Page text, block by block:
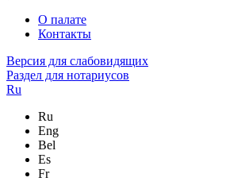
О палате
Контакты
Версия для слабовидящих
Раздел для нотариусов
Ru
Ru
Eng
Bel
Es
Fr